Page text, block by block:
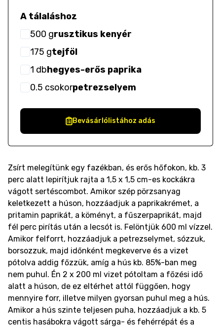
A tálaláshoz
500 grusztikus kenyér
175 gtejföl
1 dbhegyes-erős paprika
0.5 csokorpetrezselyem
Bevásárlólistához adás
Zsírt melegítünk egy fazékban, és erős hőfokon, kb. 3
perc alatt lepirítjuk rajta a 1,5 x 1,5 cm-es kockákra
vágott sertéscombot. Amikor szép pörzsanyag
keletkezett a húson, hozzáadjuk a paprikakrémet, a
pritamin paprikát, a köményt, a fűszerpaprikát, majd
fél perc pirítás után a lecsót is. Felöntjük 600 ml vízzel.
Amikor felforrt, hozzáadjuk a petrezselymet, sózzuk,
borsozzuk, majd időnként megkeverve és a vizet
pótolva addig főzzük, amíg a hús kb. 85%-ban meg
nem puhul. Én 2 x 200 ml vizet pótoltam a főzési idő
alatt a húson, de ez eltérhet attól függően, hogy
mennyire forr, illetve milyen gyorsan puhul meg a hús.
Amikor a hús szinte teljesen puha, hozzáadjuk a kb. 5
centis hasábokra vágott sárga- és fehérrépát és a